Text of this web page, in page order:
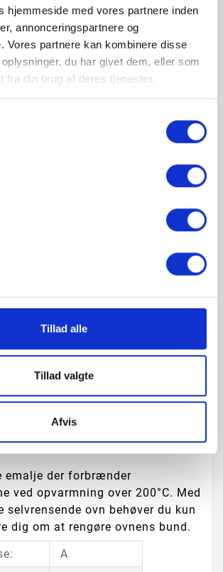
hjemmeside med vores partnere inden
annonceringspartnere og
Vores partnere kan kombinere disse
du har givet dem, eller som
fra din brug af deres tjenester.
Tillad alle
Tillad valgte
Afvis
Produkt information
med erfaring fra de
ovnrum, kombineret med
til enestående
med udvidet kogezoner
er designet til at blive
perfekte ret.
på dette komfur kan trykkes
kan også trykkes ind
sætter sig på knapperne.
overalt i ovnen
varmluftssystemet sørger for, at
så du får ensartede resultater på
der gør rengøringen markant
emalje der forbrænder
ved opvarmning over 200°C. Med
selvrensende ovn behøver du kun
dig om at rengøre ovnens bund.
A